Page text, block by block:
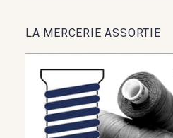
LA MERCERIE ASSORTIE